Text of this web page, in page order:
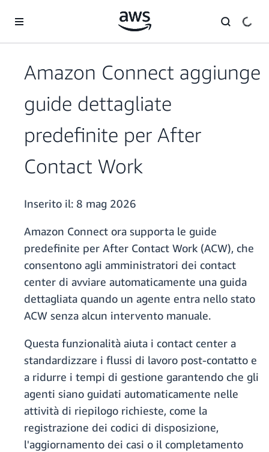
Amazon Connect aggiunge
guide dettagliate
predefinite per After
Contact Work
Inserito il: 8 mag 2026
Amazon Connect ora supporta le guide
predefinite per After Contact Work (ACW), che
consentono agli amministratori dei contact
center di avviare automaticamente una guida
dettagliata quando un agente entra nello stato
ACW senza alcun intervento manuale.
Questa funzionalità aiuta i contact center a
standardizzare i flussi di lavoro post-contatto e
a ridurre i tempi di gestione garantendo che gli
agenti siano guidati automaticamente nelle
attività di riepilogo richieste, come la
registrazione dei codici di disposizione,
l'aggiornamento dei casi o il completamento